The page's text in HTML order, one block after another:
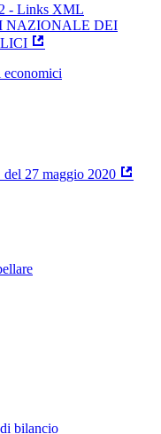
- Links XML
NAZIONALE DEI
economici
27 maggio 2020
bilancio